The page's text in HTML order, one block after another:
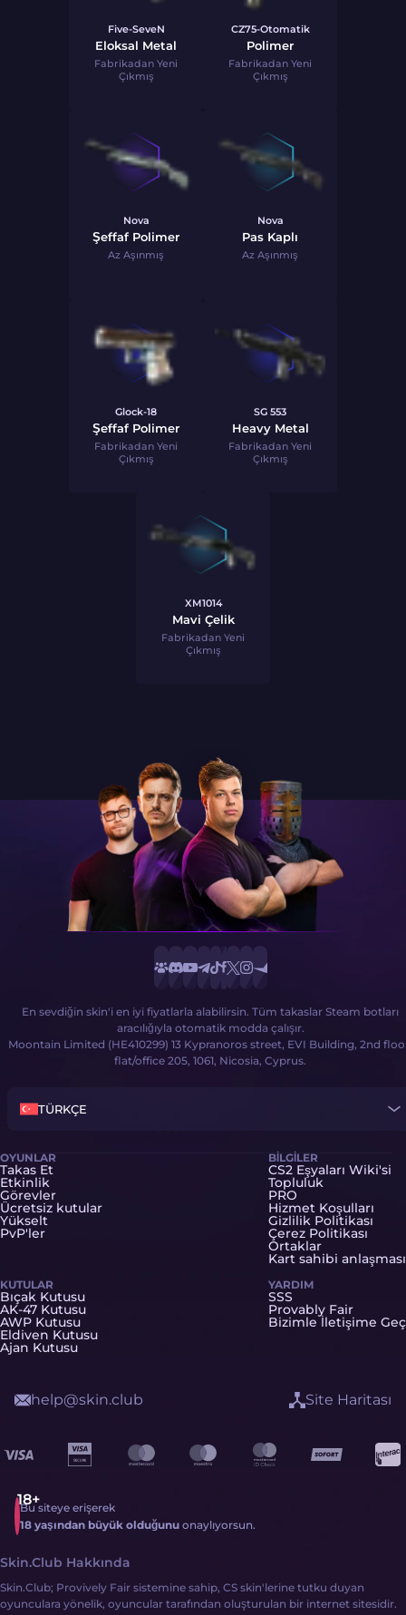
Five-SeveN
Eloksal Metal
Fabrikadan Yeni
Çıkmış
CZ75-Otomatik
Polimer
Fabrikadan Yeni
Çıkmış
Nova
Şeffaf Polimer
Az Aşınmış
Nova
Pas Kaplı
Az Aşınmış
Glock-18
Şeffaf Polimer
Fabrikadan Yeni
Çıkmış
SG 553
Heavy Metal
Fabrikadan Yeni
Çıkmış
XM1014
Mavi Çelik
Fabrikadan Yeni
Çıkmış
En sevdiğin skin'i en iyi fiyatlarla alabilirsin. Tüm takaslar Steam botları
aracılığıyla otomatik modda çalışır.
Moontain Limited (HE410299) 13 Kypranoros street, EVI Building, 2nd
flat/office 205, 1061, Nicosia, Cyprus.
TÜRKÇE
OYUNLAR
Takas Et
Etkinlik
Görevler
Ücretsiz kutular
Yükselt
PvP'ler
KUTULAR
Bıçak Kutusu
AK-47 Kutusu
AWP Kutusu
Eldiven Kutusu
Ajan Kutusu
BILGILER
CS2 Eşyaları Wiki'si
Topluluk
PRO
Hizmet Koşulları
Gizlilik Politikası
Çerez Politikası
Ortaklar
Kart sahibi anlaşması
YARDIM
SSS
Provably Fair
Bizimle İletişime Geç
Bu siteye erişerek
18 yaşından büyük olduğunu onaylıyorsun.
help@skin.club Site Haritası
Skin.Club Hakkında
Skin.Club; Provively Fair sistemine sahip, CS skin'lerine tutku duyan
oyunculara yönelik, oyuncular tarafından oluşturulan bir internet sitesidir.